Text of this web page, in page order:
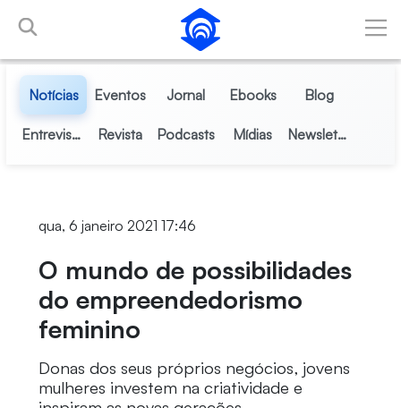
Pular para o Conteúdo principal
Notícias Eventos Jornal Ebooks Blog
Entrevistas Revista Podcasts Mídias Newsletter
qua, 6 janeiro 2021 17:46
O mundo de possibilidades
do empreendedorismo
feminino
Donas dos seus próprios negócios, jovens
mulheres investem na criatividade e